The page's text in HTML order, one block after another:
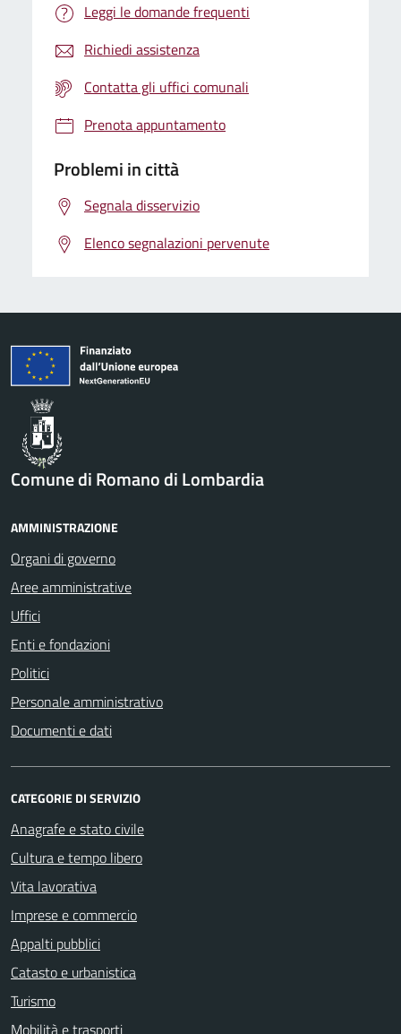
Leggi le domande frequenti
Richiedi assistenza
Contatta gli uffici comunali
Prenota appuntamento
Problemi in città
Segnala disservizio
Elenco segnalazioni pervenute
Comune di Romano di Lombardia
AMMINISTRAZIONE
Organi di governo
Aree amministrative
Uffici
Enti e fondazioni
Politici
Personale amministrativo
Documenti e dati
CATEGORIE DI SERVIZIO
Anagrafe e stato civile
Cultura e tempo libero
Vita lavorativa
Imprese e commercio
Appalti pubblici
Catasto e urbanistica
Turismo
Mobilità e trasporti